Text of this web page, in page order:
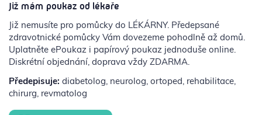
Již mám poukaz od lékaře
Již nemusíte pro pomůcky do LÉKÁRNY. Předepsané
zdravotnické pomůcky Vám dovezeme pohodlně až domů.
Uplatněte ePoukaz i papírový poukaz jednoduše online.
Diskrétní objednání, doprava vždy ZDARMA.
Předepisuje: diabetolog, neurolog, ortoped, rehabilitace,
chirurg, revmatolog